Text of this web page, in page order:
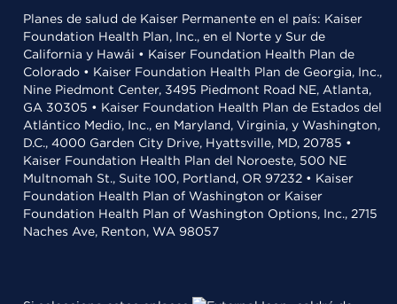
Planes de salud de Kaiser Permanente en el país: Kaiser
Foundation Health Plan, Inc., en el Norte y Sur de
California y Hawái • Kaiser Foundation Health Plan de
Colorado • Kaiser Foundation Health Plan de Georgia, Inc.,
Nine Piedmont Center, 3495 Piedmont Road NE, Atlanta,
GA 30305 • Kaiser Foundation Health Plan de Estados del
Atlántico Medio, Inc., en Maryland, Virginia, y Washington,
D.C., 4000 Garden City Drive, Hyattsville, MD, 20785 •
Kaiser Foundation Health Plan del Noroeste, 500 NE
Multnomah St., Suite 100, Portland, OR 97232 • Kaiser
Foundation Health Plan of Washington or Kaiser
Foundation Health Plan of Washington Options, Inc., 2715
Naches Ave, Renton, WA 98057